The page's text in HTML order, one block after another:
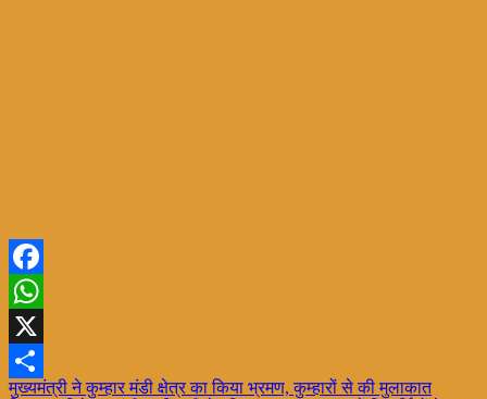
Facebook
WhatsApp
X
Share
Post
मुख्यमंत्री ने कुम्हार मंडी क्षेत्र का किया भ्रमण, कुम्हारों से की मुलाकात